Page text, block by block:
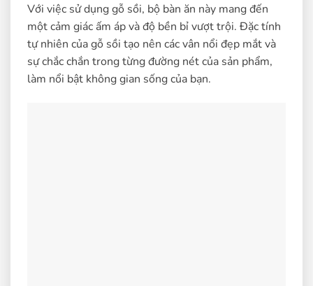
Với việc sử dụng gỗ sồi, bộ bàn ăn này mang đến
một cảm giác ấm áp và độ bền bỉ vượt trội. Đặc tính
tự nhiên của gỗ sồi tạo nên các vân nổi đẹp mắt và
sự chắc chắn trong từng đường nét của sản phẩm,
làm nổi bật không gian sống của bạn.